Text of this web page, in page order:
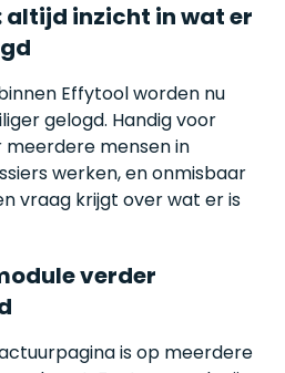
inzicht in wat er
Effytool worden nu
gelogd. Handig voor
mensen in
werken, en onmisbaar
vraag krijgt over wat er is
verder
is op meerdere